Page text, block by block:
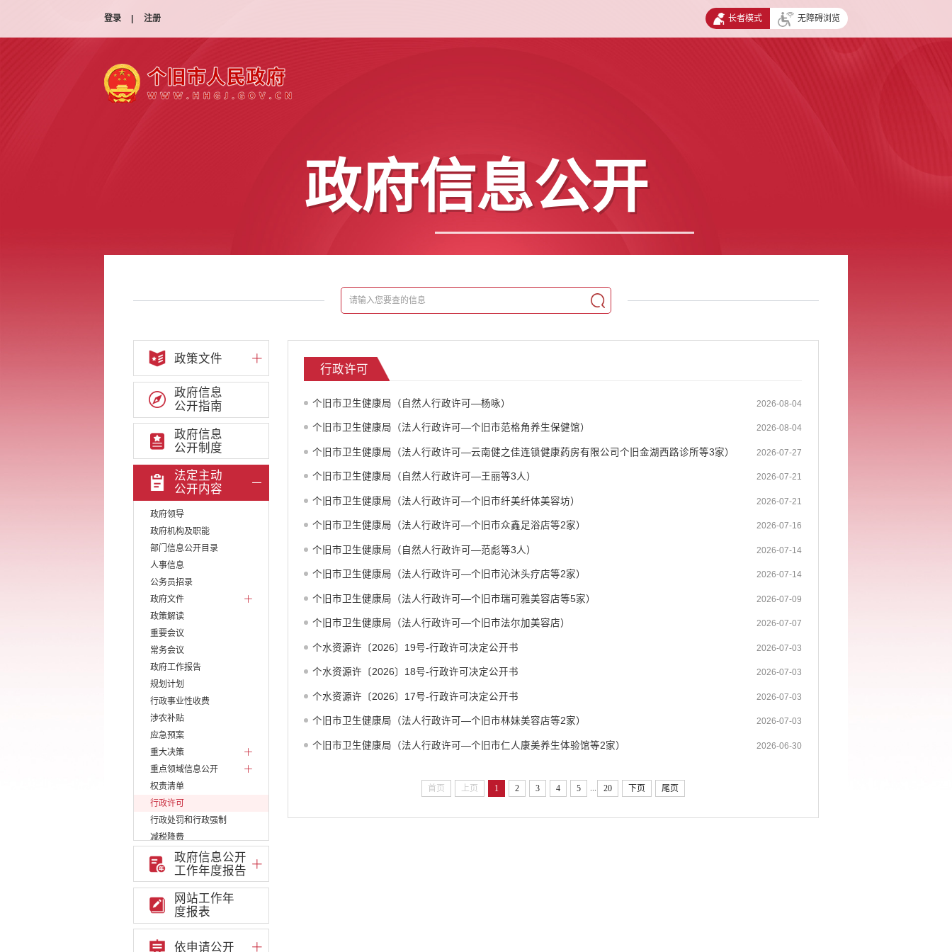
登录 注册 长者模式 无障碍浏览
政府信息公开
政策文件
政府信息
公开指南
政府信息
公开制度
法定主动
公开内容
政府领导
政府机构及职能
部门信息公开目录
人事信息
公务员招录
政府文件
政策解读
重要会议
常务会议
政府工作报告
规划计划
行政事业性收费
涉农补贴
应急预案
重大决策
重点领域信息公开
权责清单
行政许可
行政处罚和行政强制
减税降费
稳岗就业
乡村振兴
生态环境
义务教育
医疗卫生
养老服务
政府信息公开
工作年度报告
网站工作年
度报表
依申请公开
行政许可
个旧市卫生健康局（自然人行政许可—杨咏） 2026-08-04
个旧市卫生健康局（法人行政许可—个旧市范格角养生保健馆） 2026-08-04
个旧市卫生健康局（法人行政许可—云南健之佳连锁健康药房有限公司个旧金湖西路诊所等3家） 2026-07-27
个旧市卫生健康局（自然人行政许可—王丽等3人） 2026-07-21
个旧市卫生健康局（法人行政许可—个旧市纤美纤体美容坊） 2026-07-21
个旧市卫生健康局（法人行政许可—个旧市众鑫足浴店等2家） 2026-07-16
个旧市卫生健康局（自然人行政许可—范彪等3人） 2026-07-14
个旧市卫生健康局（法人行政许可—个旧市沁沐头疗店等2家） 2026-07-14
个旧市卫生健康局（法人行政许可—个旧市瑞可雅美容店等5家） 2026-07-09
个旧市卫生健康局（法人行政许可—个旧市法尔加美容店） 2026-07-07
个水资源许〔2026〕19号-行政许可决定公开书 2026-07-03
个水资源许〔2026〕18号-行政许可决定公开书 2026-07-03
个水资源许〔2026〕17号-行政许可决定公开书 2026-07-03
个旧市卫生健康局（法人行政许可—个旧市林妹美容店等2家） 2026-07-03
个旧市卫生健康局（法人行政许可—个旧市仁人康美养生体验馆等2家） 2026-06-30
首页 上页 1 2 3 4 5 20 下页 尾页